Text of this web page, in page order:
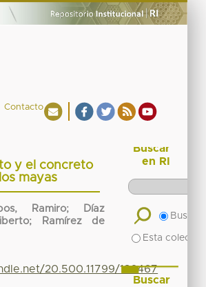
Contacto
y el concreto
mayas
Ramiro; Díaz
Ramírez de
20.500.11799/136467
Buscar
en RI
Buscar
Esta
Buscar